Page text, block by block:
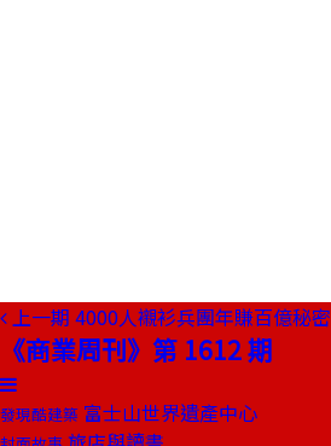
上一期 4000人襯衫兵團年賺百億秘密
《商業周刊》第 1612 期
發現酷建築 富士山世界遺產中心